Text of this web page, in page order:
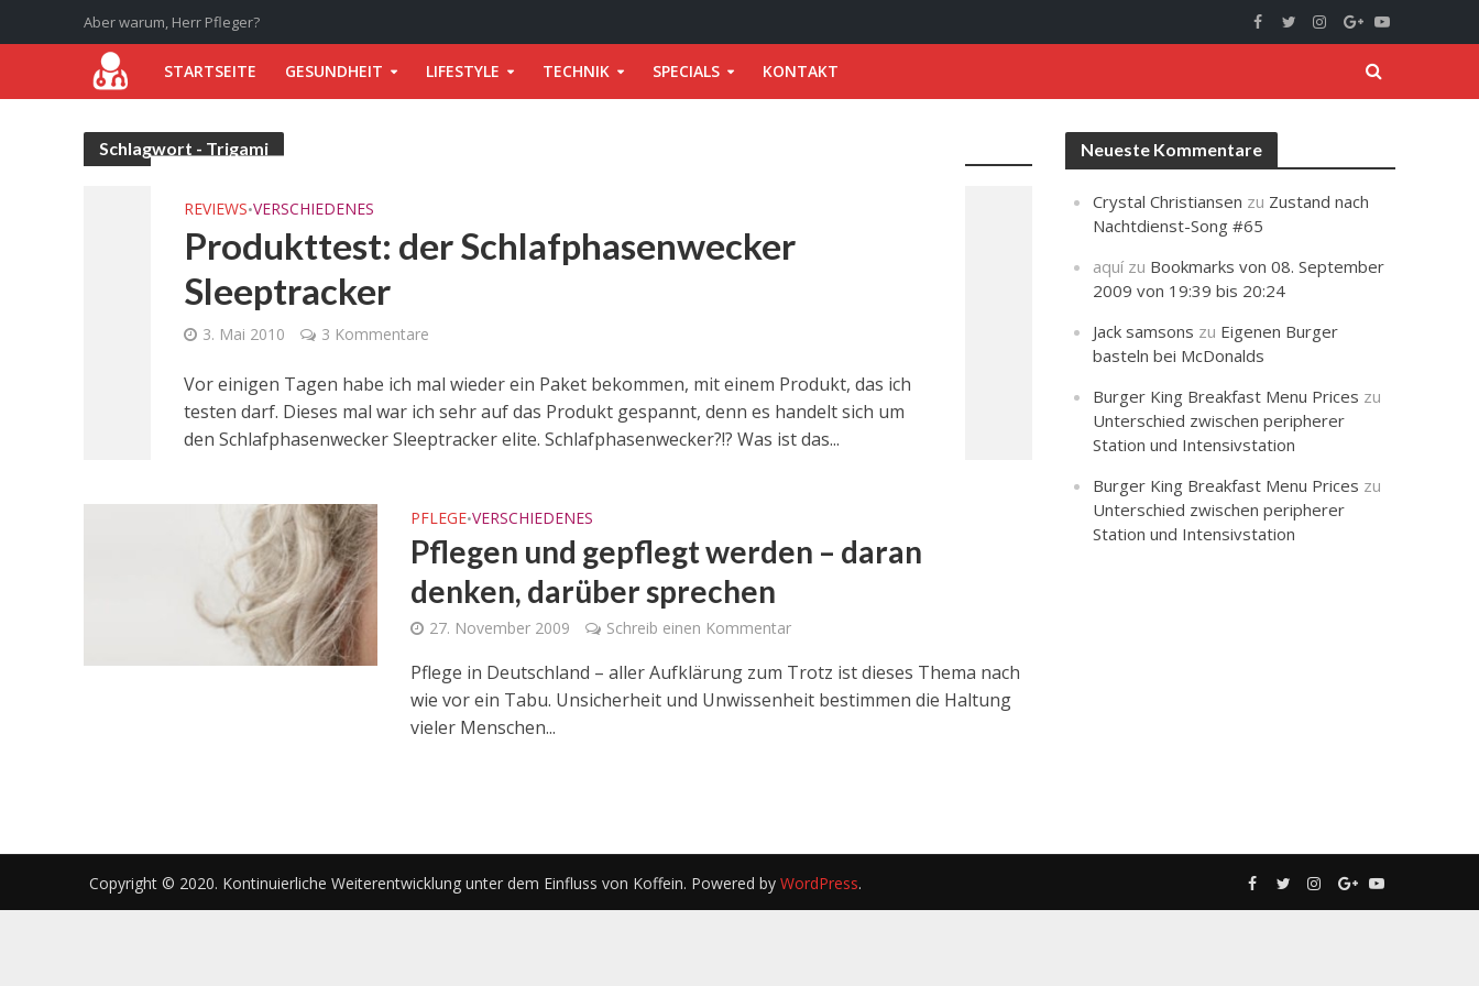
Aber warum, Herr Pfleger?
STARTSEITE GESUNDHEIT LIFESTYLE TECHNIK SPECIALS KONTAKT
Schlagwort - Trigami
REVIEWS•VERSCHIEDENES
Produkttest: der Schlafphasenwecker
Sleeptracker
3. Mai 2010 3 Kommentare
Vor einigen Tagen habe ich mal wieder ein Paket bekommen, mit einem Produkt, das ich
testen darf. Dieses mal war ich sehr auf das Produkt gespannt, denn es handelt sich um
den Schlafphasenwecker Sleeptracker elite. Schlafphasenwecker?!? Was ist das...
PFLEGE•VERSCHIEDENES
Pflegen und gepflegt werden – daran
denken, darüber sprechen
27. November 2009 Schreib einen Kommentar
Pflege in Deutschland – aller Aufklärung zum Trotz ist dieses Thema nach
wie vor ein Tabu. Unsicherheit und Unwissenheit bestimmen die Haltung
vieler Menschen...
Neueste Kommentare
Crystal Christiansen zu Zustand nach
Nachtdienst-Song #65
aquízu Bookmarks von 08. September
2009 von 19:39 bis 20:24
Jack samsons zu Eigenen Burger
basteln bei McDonalds
Burger King Breakfast Menu Prices zu
Unterschied zwischen peripherer
Station und Intensivstation
Burger King Breakfast Menu Prices zu
Unterschied zwischen peripherer
Station und Intensivstation
Copyright © 2020. Kontinuierliche Weiterentwicklung unter dem Einfluss von Koffein. Powered by WordPress.